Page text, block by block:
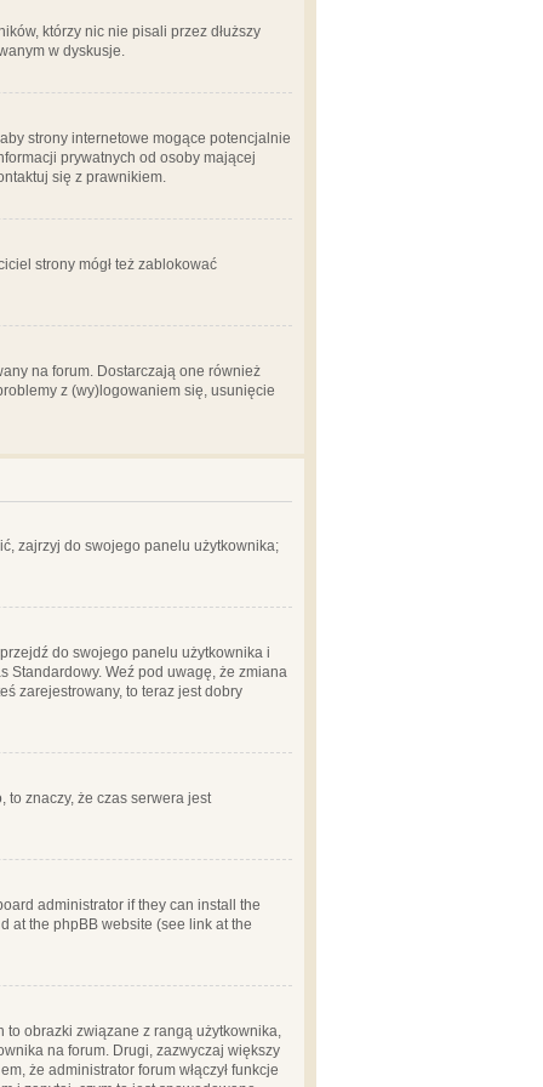
którzy nic nie pisali przez dłuższy
w dyskusje.
strony internetowe mogące potencjalnie
prywatnych od osoby mającej
się z prawnikiem.
strony mógł też zablokować
na forum. Dostarczają one również
z (wy)logowaniem się, usunięcie
zajrzyj do swojego panelu użytkownika;
do swojego panelu użytkownika i
Standardowy. Weź pod uwagę, że zmiana
zarejestrowany, to teraz jest dobry
to znaczy, że czas serwera jest
administrator if they can install the
at the phpBB website (see link at the
obrazki związane z rangą użytkownika,
na forum. Drugi, zazwyczaj większy
że administrator forum włączył funkcje